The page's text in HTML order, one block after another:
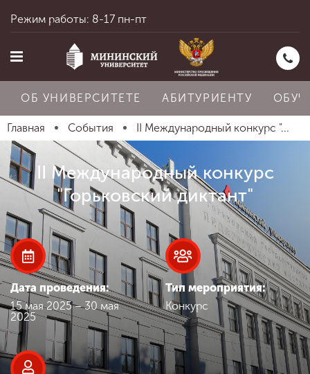
Главная
Об университете
Абитуриенту
Обучение
Наука
Режим работы: 8-17 пн-пт
ОБ УНИВЕРСИТЕТЕ АБИТУРИЕНТУ
Главная События II Международный конкурс "...
II Международный конкурс
"Горьковский диктант"
Дата проведения:
15 мая 2025 – 30 мая
2025
Тип мероприятия:
Конкурс